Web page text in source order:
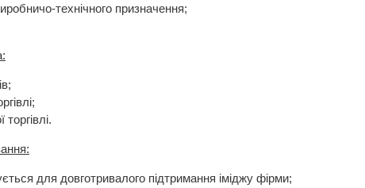
технічного призначення;
для довготривалого підтримання іміджу фірми;